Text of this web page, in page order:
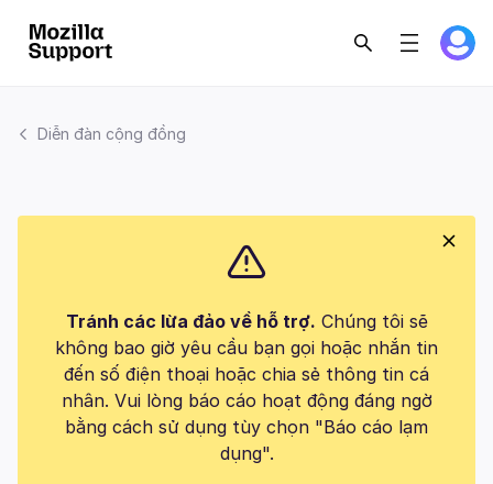
Diễn đàn cộng đồng
Tránh các lừa đảo về hỗ trợ. Chúng tôi sẽ
không bao giờ yêu cầu bạn gọi hoặc nhắn tin
đến số điện thoại hoặc chia sẻ thông tin cá
nhân. Vui lòng báo cáo hoạt động đáng ngờ
bằng cách sử dụng tùy chọn "Báo cáo lạm
dụng".